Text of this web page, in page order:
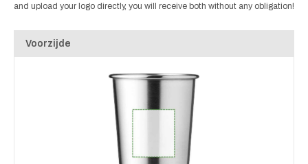
and upload your logo directly, you will receive both without any obligation!
Voorzijde